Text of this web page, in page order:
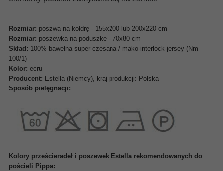
Rozmiar: poszwa na kołdrę - 155x200 lub 200x220 cm
Rozmiar: poszewka na poduszkę - 70x80 cm
Skład: 100% bawełna super-czesana / mako-interlock-jersey (Nm
100/1)
Kolor: ecru
Producent: Estella (Niemcy), kraj produkcji: Polska
Sposób pielęgnacji:
Kolory prześcieradeł i poszewek Estella rekomendowanych do
pościeli Pippa: